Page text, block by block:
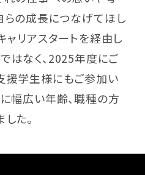
らの成長につなげてほし
ャリアスタートを経由し
はなく、2025年度にご
援学生様にもご参加い
幅広い年齢、職種の方
た。
頼はこちら